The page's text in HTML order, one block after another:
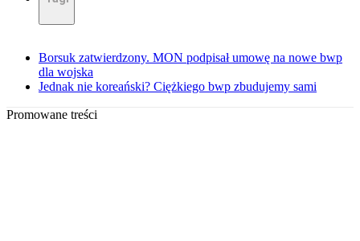
Borsuk zatwierdzony. MON podpisał umowę na nowe bwp
dla wojska
Jednak nie koreański? Ciężkiego bwp zbudujemy sami
Promowane treści